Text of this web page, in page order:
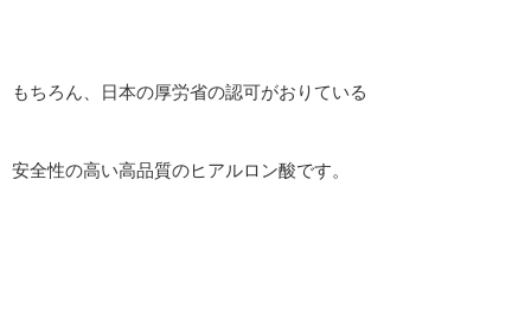
もちろん、日本の厚労省の認可がおりている
安全性の高い高品質のヒアルロン酸です。